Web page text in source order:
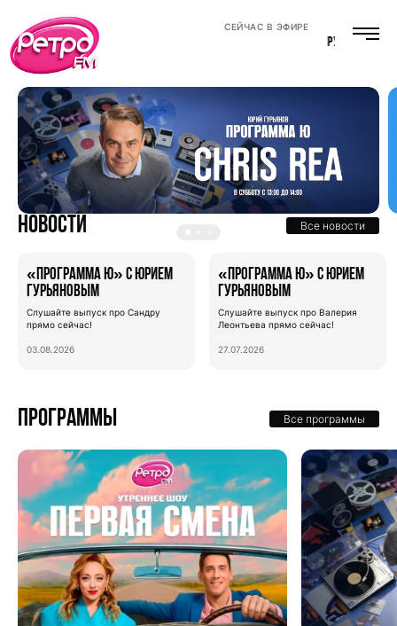
СЕЙЧАС В ЭФИРЕ
РУСЛАН РОМАНОВ
Новости Все новости
«Программа Ю» с Юрием
Гурьяновым
Слушайте выпуск про Сандру
прямо сейчас!
03.08.2026
«Программа Ю» с Юрием
Гурьяновым
Слушайте выпуск про Валерия
Леонтьева прямо сейчас!
27.07.2026
Программы Все программы